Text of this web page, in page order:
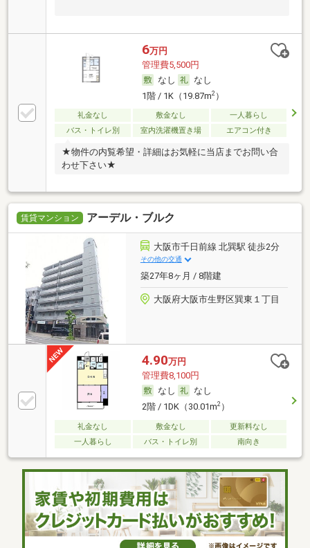
6万円
管理費5,500円
なし
なし
1階 / 1K（19.87m2）
礼金なし 敷金なし
一人暮らし
バス・トイレ別
室内洗濯機置き場 エアコン付き
★物件の内覧希望・詳細はお気軽に当店までお問い合
わせ下さい★
賃貸マンション アーデル・ブルク
大阪市千日前線 北巽駅 徒歩2分
その他の交通
築27年8ヶ月 / 8階建
大阪府大阪市生野区巽東１丁目
4.90万円
管理費8,100円
なし
なし
2階 / 1DK（30.01m2）
礼金なし 敷金なし
更新料なし
一人暮らし
バス・トイレ別 南向き